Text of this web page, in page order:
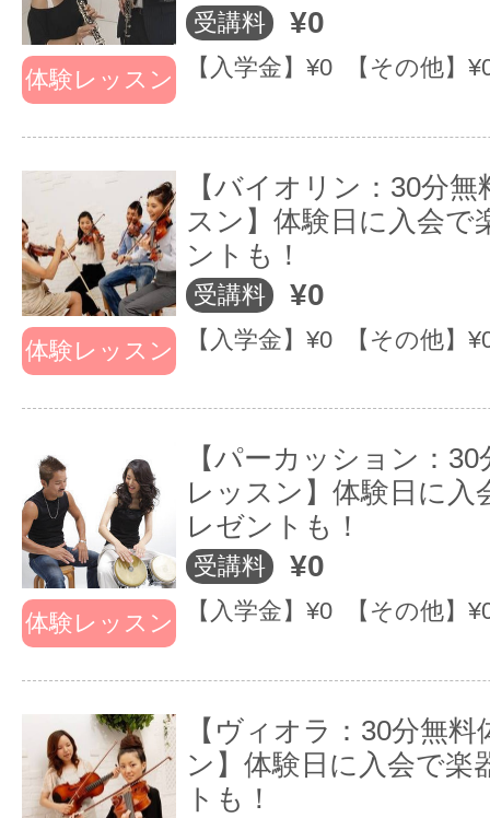
体験レッスン
受講料 ¥0
【入学金】¥0 【その他】
体験レッスン
【バイオリン：30分
スン】体験日に入会で
ントも！
受講料 ¥0
【入学金】¥0 【その他】
体験レッスン
【パーカッション：
レッスン】体験日に入
レゼントも！
受講料 ¥0
【入学金】¥0 【その他】
【ヴィオラ：30分無
ン】体験日に入会で楽
トも！